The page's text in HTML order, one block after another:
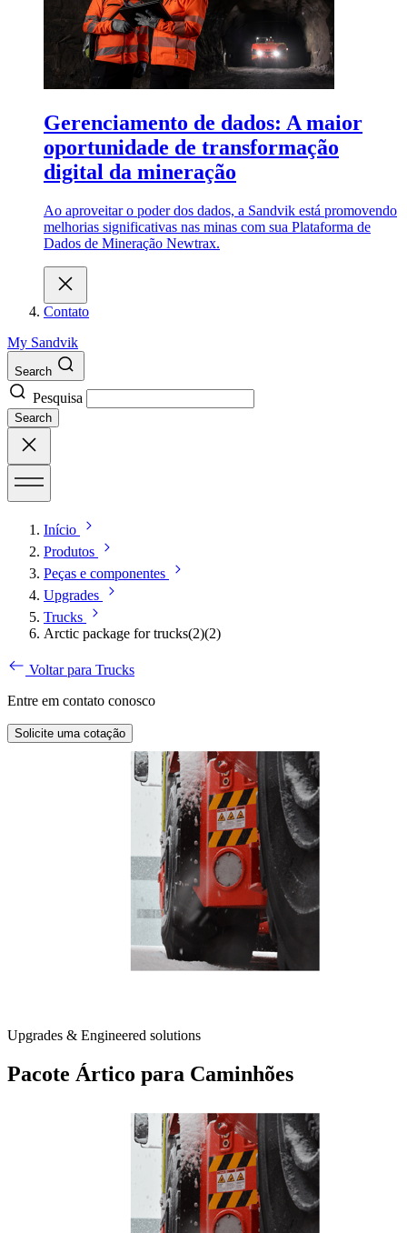
Gerenciamento de dados: A maior
oportunidade de transformação
digital da mineração
Ao aproveitar o poder dos dados, a Sandvik está promovendo
melhorias significativas nas minas com sua Plataforma de
Dados de Mineração Newtrax.
Contato
My Sandvik
Search
Pesquisa
Search
Início
Produtos
Peças e componentes
Upgrades
Trucks
Arctic package for trucks(2)(2)
Voltar para Trucks
Entre em contato conosco
Solicite uma cotação
Upgrades & Engineered solutions
Pacote Ártico para Caminhões